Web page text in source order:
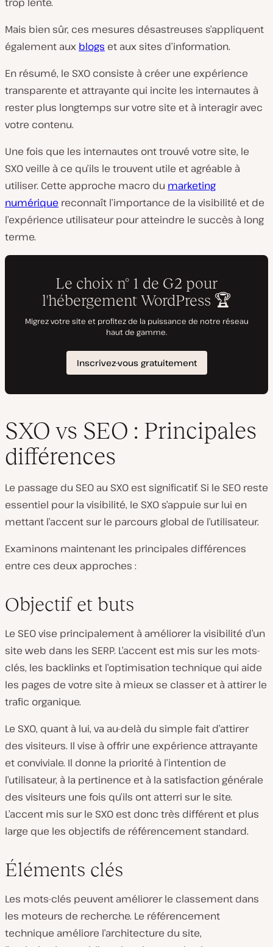
Mais bien sûr, ces mesures désastreuses s’appliquent
également aux blogs et aux sites d’information.
En résumé, le SXO consiste à créer une expérience
transparente et attrayante qui incite les internautes à
rester plus longtemps sur votre site et à interagir avec
votre contenu.
Une fois que les internautes ont trouvé votre site, le
SXO veille à ce qu’ils le trouvent utile et agréable à
utiliser. Cette approche macro du marketing
numérique reconnaît l’importance de la visibilité et de
l’expérience utilisateur pour atteindre le succès à long
terme.
SXO vs SEO : Principales
différences
Le passage du SEO au SXO est significatif. Si le SEO reste
essentiel pour la visibilité, le SXO s’appuie sur lui en
mettant l’accent sur le parcours global de l’utilisateur.
Examinons maintenant les principales différences
entre ces deux approches :
Objectif et buts
Le SEO vise principalement à améliorer la visibilité d’un
site web dans les SERP. L’accent est mis sur les mots-
clés, les backlinks et l’optimisation technique qui aide
les pages de votre site à mieux se classer et à attirer le
trafic organique.
Le SXO, quant à lui, va au-delà du simple fait d’attirer
des visiteurs. Il vise à offrir une expérience attrayante
et conviviale. Il donne la priorité à l’intention de
l’utilisateur, à la pertinence et à la satisfaction générale
des visiteurs une fois qu’ils ont atterri sur le site.
L’accent mis sur le SXO est donc très différent et plus
large que les objectifs de référencement standard.
Éléments clés
Les mots-clés peuvent améliorer le classement dans
les moteurs de recherche. Le référencement
technique améliore l’architecture du site,